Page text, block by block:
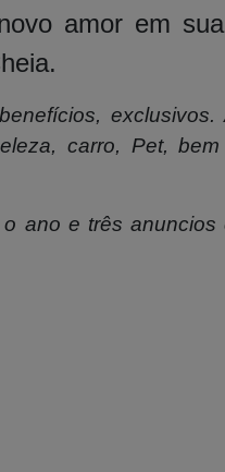
amor em
carro, Pet,
ano e três anuncios